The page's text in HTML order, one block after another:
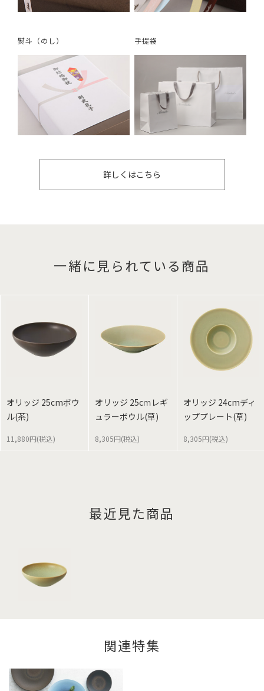
熨斗（のし） 手提袋
詳しくはこちら
一緒に見られている商品
オリッジ 25cmボウ
ル(茶)
11,880円(税込)
オリッジ 25cｍレギ
ュラーボウル(草)
8,305円(税込)
オリッジ 24cmディ
ッププレート(草)
8,305円(税込)
最近見た商品
関連特集